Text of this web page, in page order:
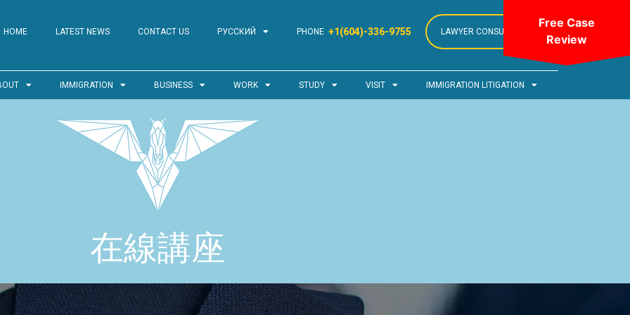
HOME LATEST NEWS CONTACT US РУССКИЙ PHONE +1(604)-336-9755 LAWYER CONSULTATION
IMMIGRATION BUSINESS WORK STUDY VISIT IMMIGRATION LITIGATION
在線講座
Free Case
Review